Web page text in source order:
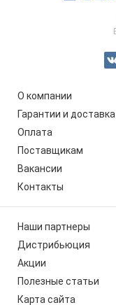
О компании
Гарантии и доставка
Оплата
Поставщикам
Вакансии
Контакты
Наши партнеры
Дистрибьюция
Акции
Полезные статьи
Карта сайта